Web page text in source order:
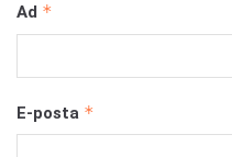
Ad *
E-posta *